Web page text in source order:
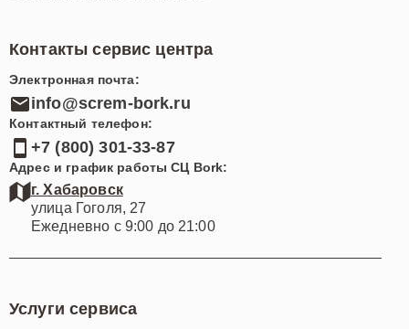
Контакты сервис центра
Электронная почта:
info@screm-bork.ru
Контактный телефон:
+7 (800) 301-33-87
Адрес и график работы СЦ Bork:
г. Хабаровск
улица Гоголя, 27
Ежедневно с 9:00 до 21:00
Услуги сервиса